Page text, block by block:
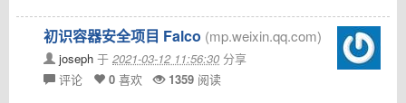
初识容器安全项目 Falco (mp.weixin.qq.com)
joseph 于 2021-03-12 11:56:30 分享
评论
0 喜欢 1359 阅读